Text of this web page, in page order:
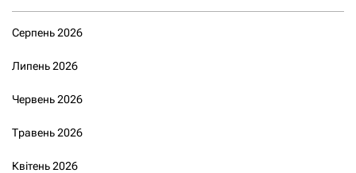
Серпень 2026
Липень 2026
Червень 2026
Травень 2026
Квітень 2026